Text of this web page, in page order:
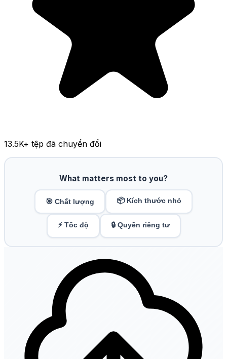
13.5K+ tệp đã chuyển đổi
What matters most to you?
🎯 Chất lượng 📦 Kích thước nhỏ
⚡ Tốc độ 🔒 Quyền riêng tư